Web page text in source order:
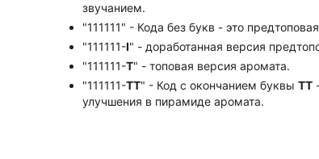
звучанием.
"111111" - Кода без букв - это
"111111-I" - доработанная версия
"111111-Т" - топовая версия аромата.
"111111-ТТ" - Код с окончанием буквы TT
улучшения в пирамиде аромата.